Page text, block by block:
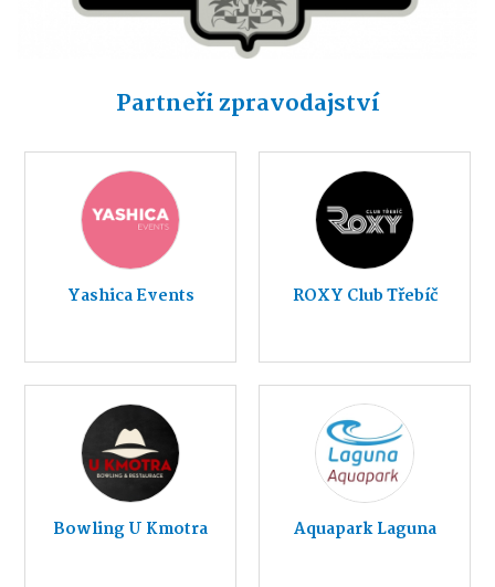
Partneři zpravodajství
Yashica Events ROXY Club Třebíč
Bowling U Kmotra Aquapark Laguna